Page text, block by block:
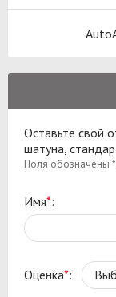
Оставьте свой
шатуна,
Поля обозначены
Имя*:
Оценка*: